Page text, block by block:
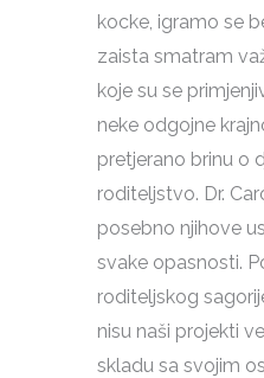
kocke, igramo se
zaista smatram
koje su se
neke odgojne
pretjerano brinu o
roditeljstvo. Dr.
posebno njihove
svake opasnosti.
roditeljskog
nisu naši projekti
skladu sa svojim